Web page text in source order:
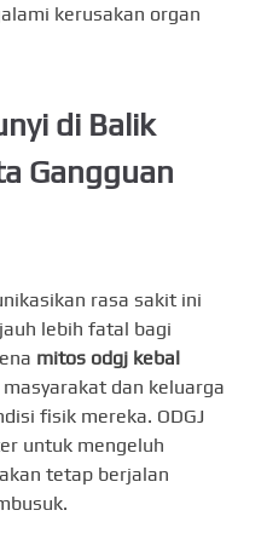
kerusakan organ
di Balik
Gangguan
rasa sakit ini
lebih fatal bagi
mitos odgj kebal
dan keluarga
fisik mereka. ODGJ
untuk mengeluh
tetap berjalan